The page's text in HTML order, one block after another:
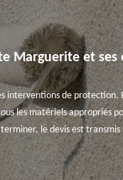
Marguerite et ses
interventions de protection.
les matériels appropriés
le devis est transmis